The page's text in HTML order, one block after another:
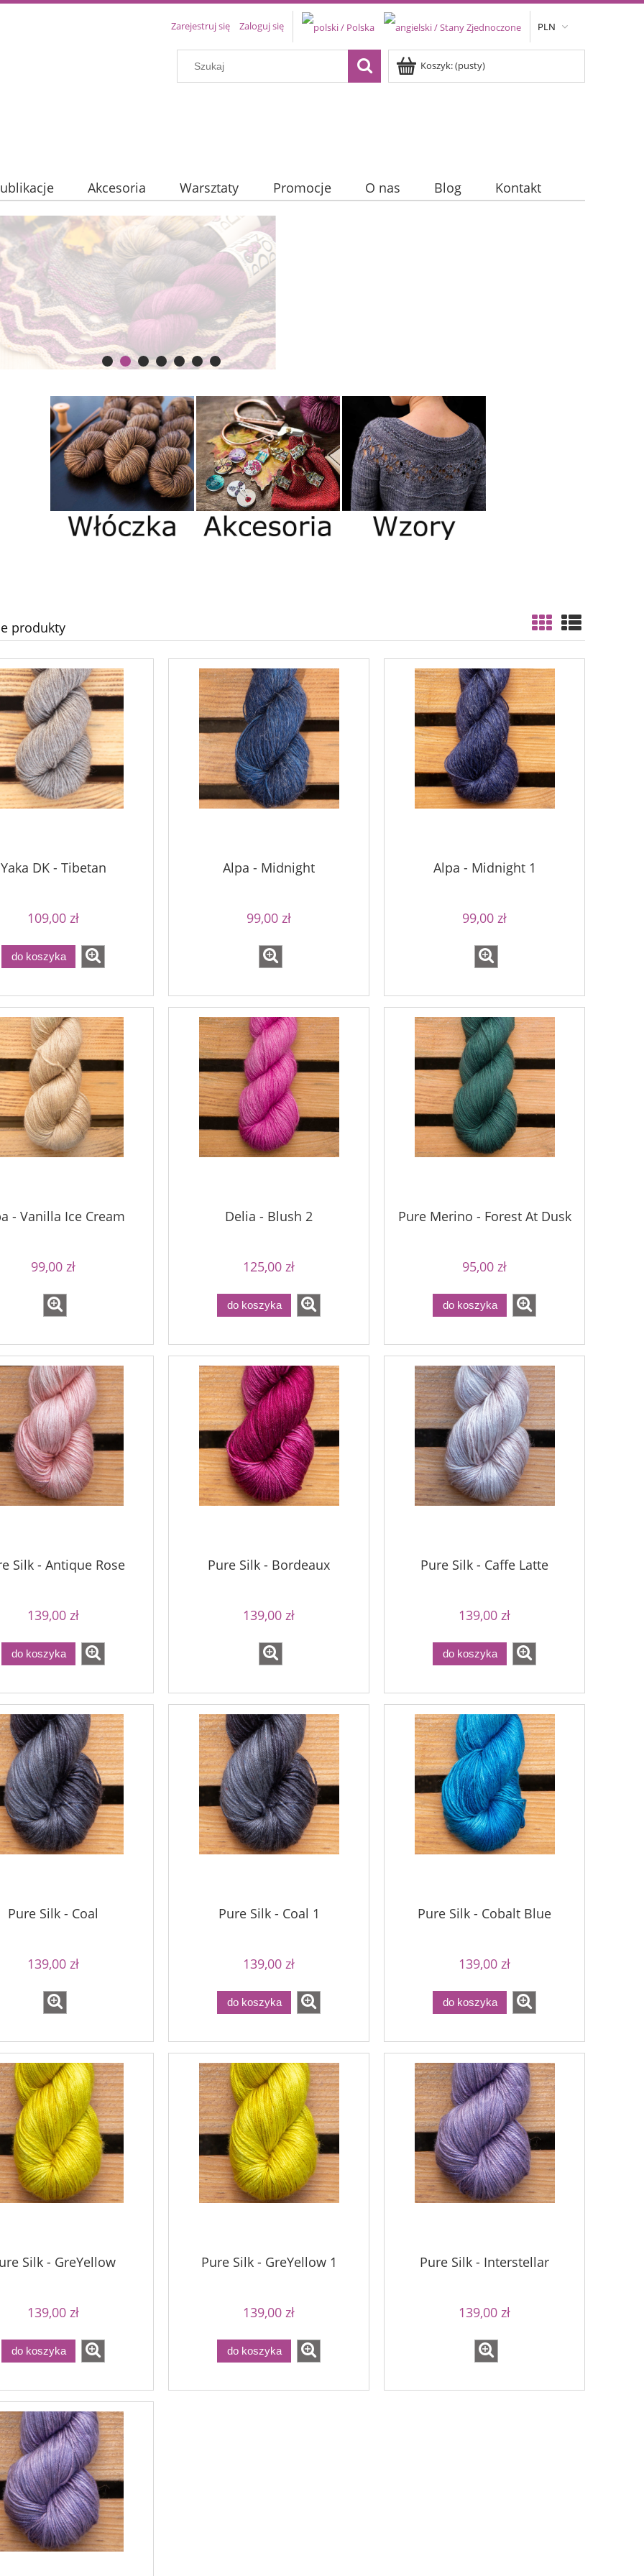
PLN
Zarejestruj się Zaloguj się
Koszyk:(pusty)
Akcesoria Warsztaty Promocje O nas Blog Kontakt
- Palomino Gold
75,00 zł
regularna:90,00 zł
cena:90,00 zł
do koszyka
75,00 zł
90,00 zł 90,00 zł
produkty
Yaka DK - Tibetan
109,00 zł
do koszyka
Alpa - Midnight
99,00 zł
Alpa - Midnight 1
99,00 zł
- Vanilla Ice Cream
99,00 zł
Delia - Blush 2
125,00 zł
do koszyka
Pure Merino - Forest At Dusk
95,00 zł
do koszyka
Silk - Antique Rose
139,00 zł
do koszyka
Pure Silk - Bordeaux
139,00 zł
Pure Silk - Caffe Latte
139,00 zł
do koszyka
Pure Silk - Coal
139,00 zł
Pure Silk - Coal 1
139,00 zł
do koszyka
Pure Silk - Cobalt Blue
139,00 zł
do koszyka
Silk - GreYellow
139,00 zł
do koszyka
Pure Silk - GreYellow 1
139,00 zł
do koszyka
Pure Silk - Interstellar
139,00 zł